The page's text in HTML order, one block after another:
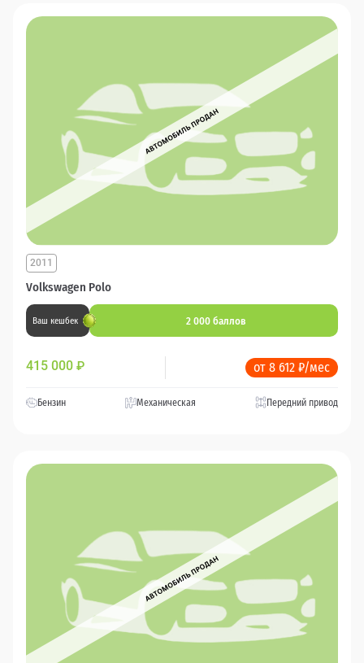
Volkswagen Polo
2011
Ваш кешбек 2 000 баллов
415 000 ₽ от 8 612 ₽/мес
Бензин Механическая Передний привод